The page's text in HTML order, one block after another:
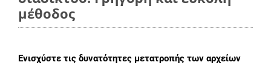
μέθοδος
Ενισχύστε τις δυνατότητες μετατροπής των αρχείων